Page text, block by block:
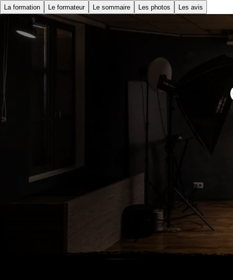
La formation Le formateur Le sommaire Les photos Les avis